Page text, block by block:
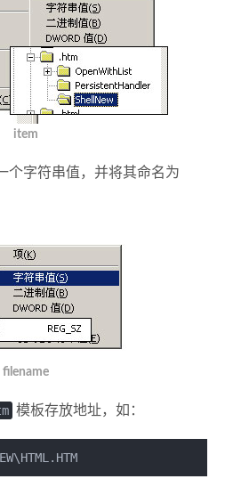
item
个字符串值，并将其命名为
filename
模板存放地址，如：